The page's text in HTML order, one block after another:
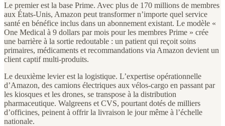
Le premier est la base Prime. Avec plus de 170 millions de membres
aux États-Unis, Amazon peut transformer n’importe quel service
santé en bénéfice inclus dans un abonnement existant. Le modèle «
One Medical à 9 dollars par mois pour les membres Prime » crée
une barrière à la sortie redoutable : un patient qui reçoit soins
primaires, médicaments et recommandations via Amazon devient un
client captif multi-produits.
Le deuxième levier est la logistique. L’expertise opérationnelle
d’Amazon, des camions électriques aux vélos-cargo en passant par
les kiosques et les drones, se transpose à la distribution
pharmaceutique. Walgreens et CVS, pourtant dotés de milliers
d’officines, peinent à offrir la livraison le jour même à l’échelle
nationale.